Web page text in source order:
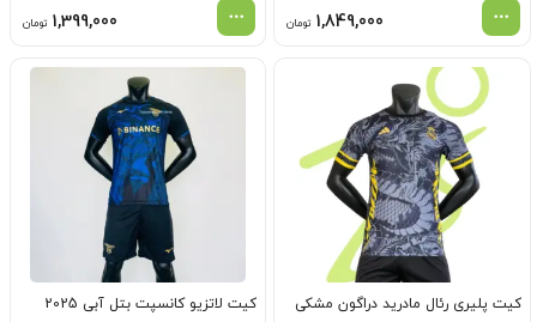
1,849,000 تومان 1,399,000 تومان
کیت پلیری رئال مادرید دراگون مشکی
کیت لاتزیو کانسپت بتل آبی 2025